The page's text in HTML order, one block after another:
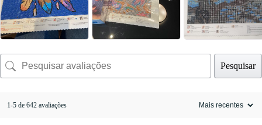
Pesquisar
1-5 de 642 avaliações